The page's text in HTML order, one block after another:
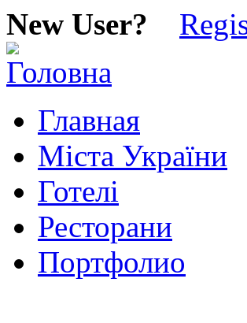
New User?
Главная
Міста України
Готелі
Ресторани
Портфолио